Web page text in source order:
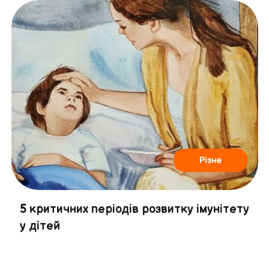
Різне
5 критичних періодів розвитку імунітету
у дітей